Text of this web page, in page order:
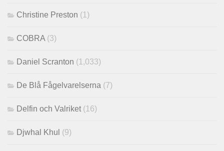
Christine Preston (1)
COBRA (3)
Daniel Scranton (1,033)
De Blå Fågelvarelserna (7)
Delfin och Valriket (16)
Djwhal Khul (9)